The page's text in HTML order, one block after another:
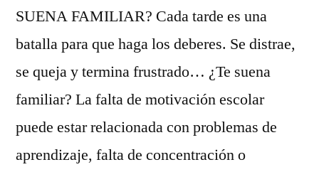
SUENA FAMILIAR? Cada tarde es una
batalla para que haga los deberes. Se distrae,
se queja y termina frustrado… ¿Te suena
familiar? La falta de motivación escolar
puede estar relacionada con problemas de
aprendizaje, falta de concentración o